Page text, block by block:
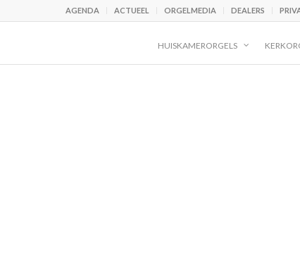
AGENDA ACTUEEL ORGELMEDIA DEALERS
HUISKAMERORGELS